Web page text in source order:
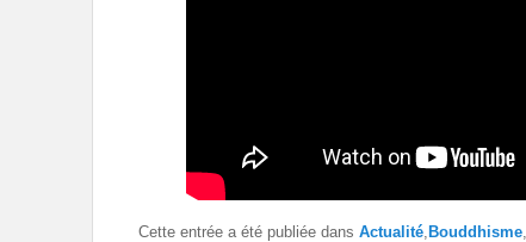
Cette entrée a été publiée dans Actualité Bouddhisme